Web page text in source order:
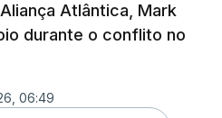
Atlântica, Mark
durante o conflito no
06:49